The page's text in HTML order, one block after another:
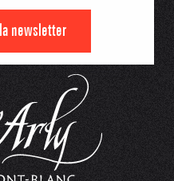
newsletter